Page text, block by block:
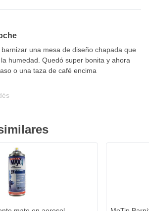
una mesa de diseño chapada que
humedad. Quedó super bonita y ahora
o una taza de café encima
2021